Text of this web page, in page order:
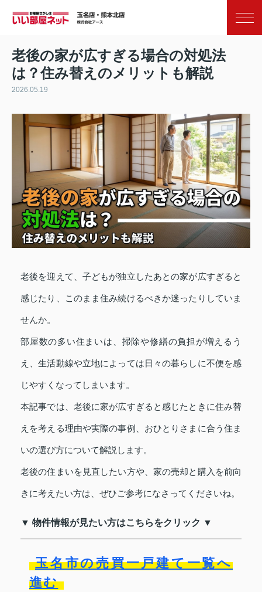
老後の家が広すぎる場合の対処法
は？住み替えのメリットも解説
2026.05.19
老後を迎えて、子どもが独立したあとの家が広すぎると
感じたり、このまま住み続けるべきか迷ったりしていま
せんか。
部屋数の多い住まいは、掃除や修繕の負担が増えるう
え、生活動線や立地によっては日々の暮らしに不便を感
じやすくなってしまいます。
本記事では、老後に家が広すぎると感じたときに住み替
えを考える理由や実際の事例、おひとりさまに合う住ま
いの選び方について解説します。
老後の住まいを見直したい方や、家の売却と購入を前向
きに考えたい方は、ぜひご参考になさってくださいね。
▼ 物件情報が見たい方はこちらをクリック ▼
玉名市の売買一戸建て一覧へ
進む